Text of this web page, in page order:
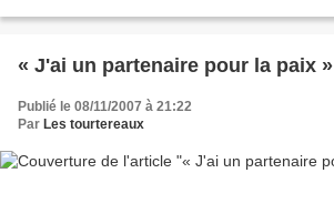
« J'ai un partenaire pour la paix »
Publié le 08/11/2007 à 21:22
Par Les tourtereaux